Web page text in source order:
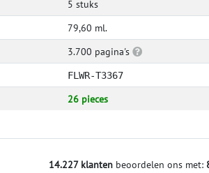
5 stuks
79,60 ml.
3.700 pagina's
FLWR-T3367
26 pieces
14.227 klantenbeoordelen ons met: